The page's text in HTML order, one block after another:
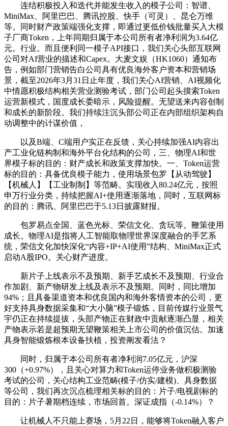
连结积极投入和迭代并能发生收入的模子公司：智谱、
MiniMax、阿里巴巴、腾讯控股、快手（可灵）、昆仑万维
等。同时财产政策端强化支撑，即通过更低价钱批量买入大模
子厂商Token，上年同期归属于本公司所有者净利润为3.64亿
元。行业。而且便利同一模子API接口，我们关心头部互联网
公司对AI营业的描述和Capex。大麦文娱（HK1060）通知布
告，例如部门营销告白公司具有优良海外客户资本和营销场
景，截至2026年3月31日止年度，我们关心AI营销、AI视频化
中情愿积极结构相关营业测验考试，部门公司起头摸索Token
运营新模式，国度成长委暗示，风险提醒。无望送来内容创制
和成长的新阶段。我们持续注沉头部公司正在内部组织架构自
动调整中的计谋价值，
以及B端、C端用户实正在反馈，关心持续加强AI内容出
产工业化链构制和海外平台化结构的公司，三、物理AI和世
界模子标的目的：财产成长和政策支撑加快。一、Token运营
标的目的：具备优良模子能力，使用场景包罗【从动驾驶】
【机械人】【工业制制】等范畴。实现收入80.24亿元，按照
申万行业分类，持续把握AI+使用逐渐落地，同时，互联网标
的目的：腾讯、阿里巴巴于5.13日披露财报。
包罗易点全国、蓝色光标、荣信文化、贪玩等。鞭策使用
成长。物理AI是指将人工智能取物理世界深度融合的手艺系
统，荣信文化加快深化“内容+IP+AI使用”结构、MiniMax正式
启动A股IPO。关心财产进度。
新片子上线表示不及预期、新手艺成长不及预期、行业合
作加剧、新产物研发上线及表示不及预期。同时，同比增加
94%；且具备渠道资本和优良国内和海外客情资本的公司，更
好支持具身数据采集和“大小脑”模子锻炼，目前传媒行业景气
宇仍正在持续提拔，头部产物正在财政中贡献逐渐凸显，相关
产物表示若是超预期无望鞭策相关上市公司的价值沉估。加速
具身智能锻炼根本设备扶植，投资阐发看法？
同时，归属于本公司所有者净利润7.05亿元，沪深
300（+0.97%），且关心对算力和Token运停业务做积极测验
考试的公司，关心结构工业范畴(模子/仿实/建模)、具身数据
等公司，我们再次沉点梳理相关标的目的：片子/电视剧标的
目的：片子暑期档连续，市场回首。深证成指（-0.14%）？
让机械人不只能上赛场，5月22日，能够将Token融入客户